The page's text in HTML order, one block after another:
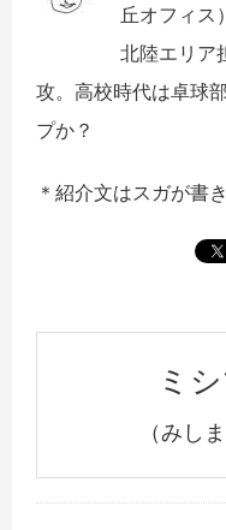
丘オフィス
北陸エリア
攻。高校時代は卓球
プか？
＊紹介文はスガが書
ミ
（みし